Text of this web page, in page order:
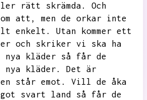
rätt skrämda.
Och
att,
men de orkar inte
enkelt.
Utan kommer ett
och skriker vi ska ha
kläder så får de
kläder.
Det är
står emot.
Vill de åka
svart land så får de